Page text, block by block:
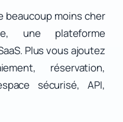
beaucoup moins cher
une plateforme
Plus vous ajoutez
réservation,
sécurisé, API,